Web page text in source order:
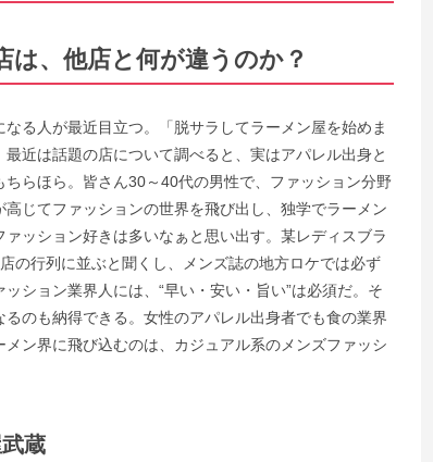
、他店と何が違うのか？
る人が最近目立つ。「脱サラしてラーメン屋を始めま
近は話題の店について調べると、実はアパレル出身と
らほら。皆さん30～40代の男性で、ファッション分野
じてファッションの世界を飛び出し、独学でラーメン
ッション好きは多いなぁと思い出す。某レディスブラ
の行列に並ぶと聞くし、メンズ誌の地方ロケでは必ず
ション業界人には、“早い・安い・旨い”は必須だ。そ
のも納得できる。女性のアパレル出身者でも食の業界
ン界に飛び込むのは、カジュアル系のメンズファッシ
蔵